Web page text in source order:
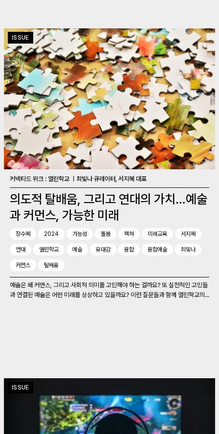
ISSUE
커넥티드 위크 : 열린학교 ㅣ최빛나 큐레이터, 서지혜 대표
의도적 탈배움, 그리고 연대의 가치…예술
과 커먼스, 가능한 미래
장수혜 2024 가능성 돌봄 렉쳐 미래교육 서지혜
연대 열린학교 예술 유대감 융합 융합예술 최빛나
커먼스 탈배움
예술은 왜 커먼스, 그리고 사회적 의미를 고민해야 하는 걸까요? 또 실천적인 고민들
과 연결된 예술은 어떤 미래를 상상하고 있을까요? 이런 질문들과 함께 열린학교의...
ISSUE